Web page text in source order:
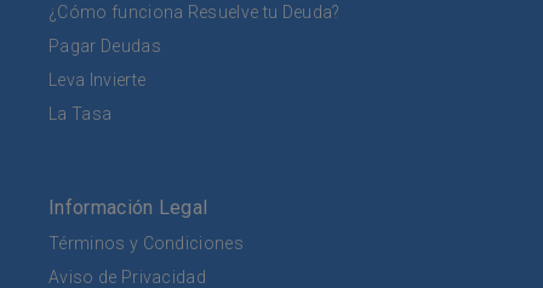
¿Cómo funciona Resuelve tu Deuda?
Pagar Deudas
Leva Invierte
La Tasa
Información Legal
Términos y Condiciones
Aviso de Privacidad